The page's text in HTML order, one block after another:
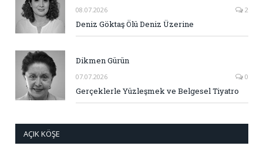
08.07.2026 2
Deniz Göktaş Ölü Deniz Üzerine
Dikmen Gürün
07.07.2026 0
Gerçeklerle Yüzleşmek ve Belgesel Tiyatro
AÇIK KÖŞE